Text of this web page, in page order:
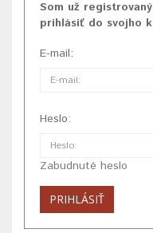
Som už
prihlásiť do svojho
E-mail:
Heslo:
Zabudnuté heslo